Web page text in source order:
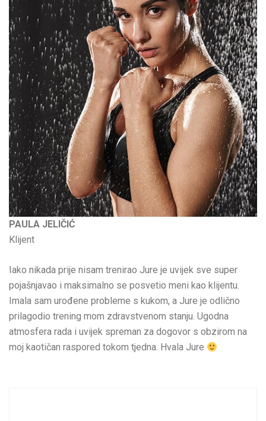
PAULA JELIČIĆ
Klijent
Iako nikada prije nisam trenirao Jure je uvijek sve super
pojašnjavao i maksimalno se posvetio meni kao klijentu.
Imala sam urođene probleme s kukom, a Jure je odlično
prilagodio trening mom zdravstvenom stanju. Ugodna
atmosfera rada i uvijek spreman za dogovor s obzirom na
moj kaotičan raspored tokom tjedna. Hvala Jure